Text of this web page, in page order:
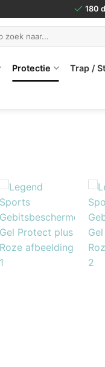
180
Protectie Trap /